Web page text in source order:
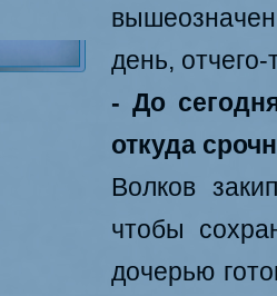
день,
- До
откуда
Волков
чтобы
дочерью